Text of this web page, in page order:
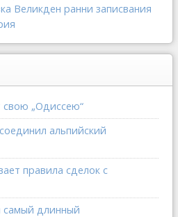
Великден ранни записвания
„Одиссею“
альпийский
правила сделок с
самый длинный